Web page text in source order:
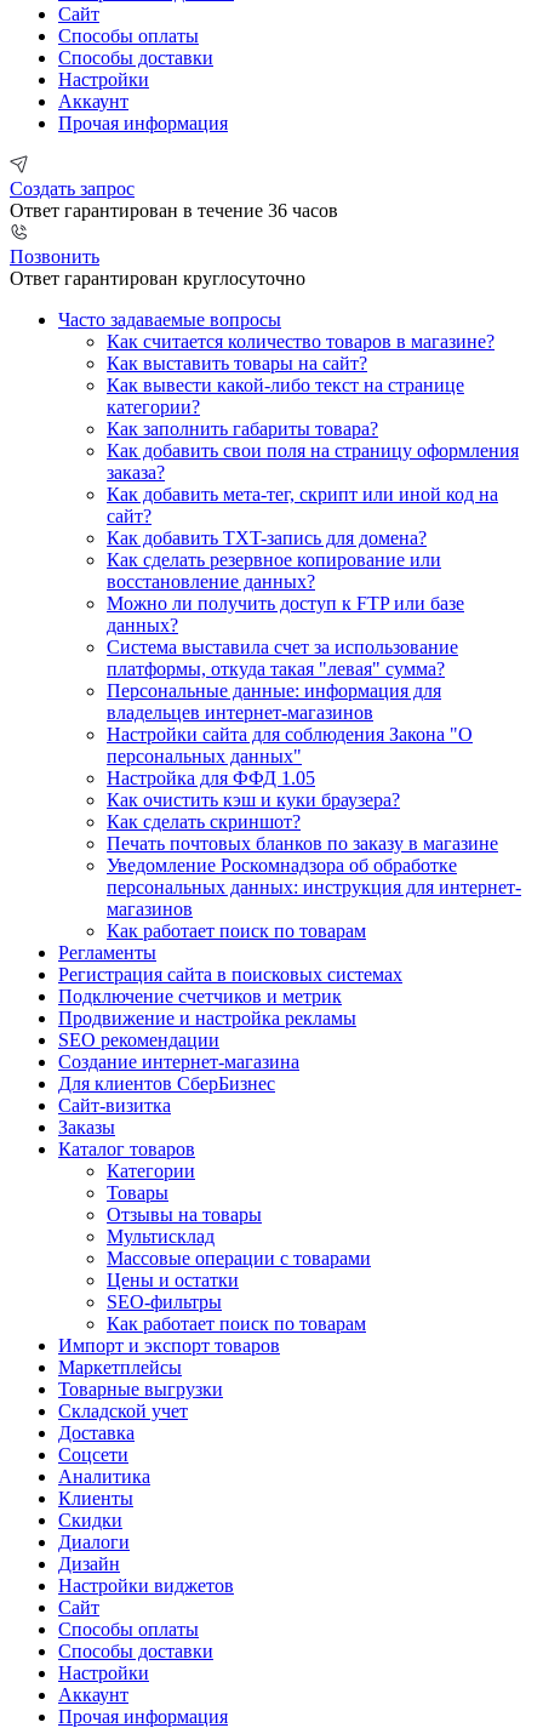
Сайт
Способы оплаты
Способы доставки
Настройки
Аккаунт
Прочая информация
Создать запрос
Ответ гарантирован в течение 36 часов
Позвонить
Ответ гарантирован круглосуточно
Часто задаваемые вопросы
Как считается количество товаров в магазине?
Как выставить товары на сайт?
Как вывести какой-либо текст на странице
категории?
Как заполнить габариты товара?
Как добавить свои поля на страницу оформления
заказа?
Как добавить мета-тег, скрипт или иной код на
сайт?
Как добавить TXT-запись для домена?
Как сделать резервное копирование или
восстановление данных?
Можно ли получить доступ к FTP или базе
данных?
Система выставила счет за использование
платформы, откуда такая "левая" сумма?
Персональные данные: информация для
владельцев интернет-магазинов
Настройки сайта для соблюдения Закона "О
персональных данных"
Настройка для ФФД 1.05
Как очистить кэш и куки браузера?
Как сделать скриншот?
Печать почтовых бланков по заказу в магазине
Уведомление Роскомнадзора об обработке
персональных данных: инструкция для интернет-
магазинов
Как работает поиск по товарам
Регламенты
Регистрация сайта в поисковых системах
Подключение счетчиков и метрик
Продвижение и настройка рекламы
SEO рекомендации
Создание интернет-магазина
Для клиентов СберБизнес
Сайт-визитка
Заказы
Каталог товаров
Категории
Товары
Отзывы на товары
Мультисклад
Массовые операции с товарами
Цены и остатки
SEO-фильтры
Как работает поиск по товарам
Импорт и экспорт товаров
Маркетплейсы
Товарные выгрузки
Складской учет
Доставка
Соцсети
Аналитика
Клиенты
Скидки
Диалоги
Дизайн
Настройки виджетов
Сайт
Способы оплаты
Способы доставки
Настройки
Аккаунт
Прочая информация